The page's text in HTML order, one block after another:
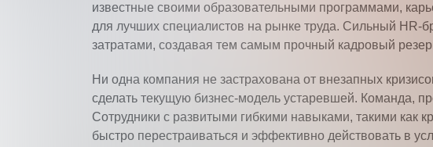
известные своими образовательными программами,
для лучших специалистов на рынке труда. Сильный
затратами, создавая тем самым прочный кадровый
Ни одна компания не застрахована от внезапных
сделать текущую бизнес-модель устаревшей. Команда,
Сотрудники с развитыми гибкими навыками, такими как
быстро перестраиваться и эффективно действовать в